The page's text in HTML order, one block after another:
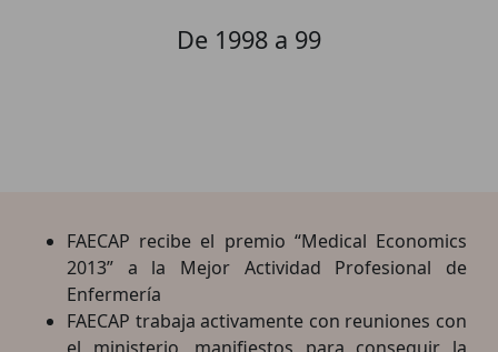
De 1998 a 99
FAECAP recibe el premio “Medical Economics
2013” a la Mejor Actividad Profesional de
Enfermería
FAECAP trabaja activamente con reuniones con